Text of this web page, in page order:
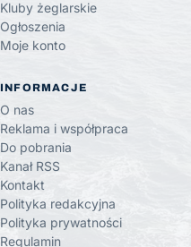
Kluby żeglarskie
Ogłoszenia
Moje konto
INFORMACJE
O nas
Reklama i współpraca
Do pobrania
Kanał RSS
Kontakt
Polityka redakcyjna
Polityka prywatności
Regulamin